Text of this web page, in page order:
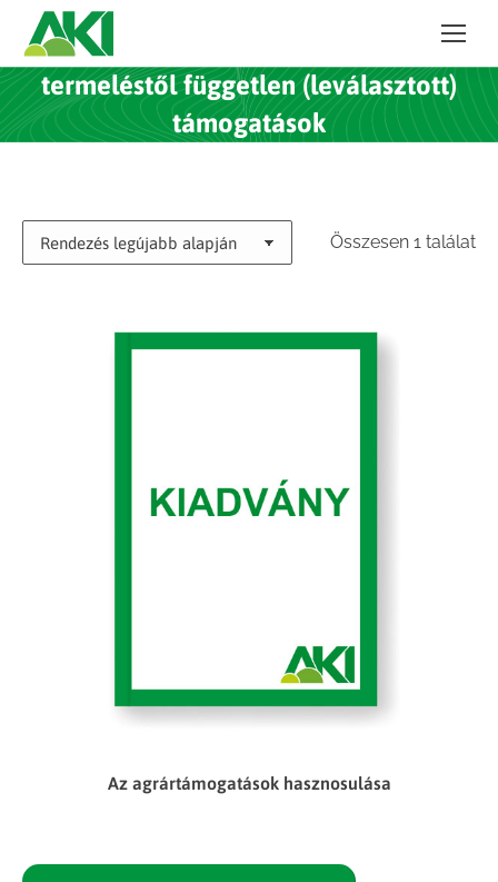
termeléstől független (leválasztott)
támogatások
Összesen 1 találat
Az agrártámogatások hasznosulása